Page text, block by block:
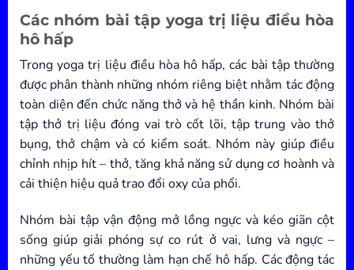
Các nhóm bài tập yoga trị liệu điều hòa
hô hấp
Trong yoga trị liệu điều hòa hô hấp, các bài tập thường
được phân thành những nhóm riêng biệt nhằm tác động
toàn diện đến chức năng thở và hệ thần kinh. Nhóm bài
tập thở trị liệu đóng vai trò cốt lõi, tập trung vào thở
bụng, thở chậm và có kiểm soát. Nhóm này giúp điều
chỉnh nhịp hít – thở, tăng khả năng sử dụng cơ hoành và
cải thiện hiệu quả trao đổi oxy của phổi.
Nhóm bài tập vận động mở lồng ngực và kéo giãn cột
sống giúp giải phóng sự co rút ở vai, lưng và ngực –
những yếu tố thường làm hạn chế hô hấp. Các động tác